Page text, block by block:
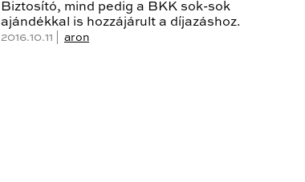
Biztosító, mind pedig a BKK sok-sok
ajándékkal is hozzájárult a díjazáshoz.
2016.10.11 | aron